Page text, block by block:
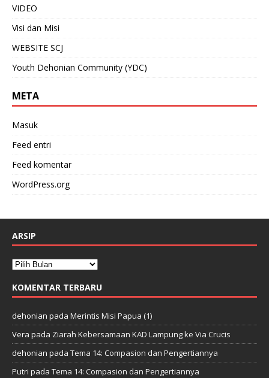
VIDEO
Visi dan Misi
WEBSITE SCJ
Youth Dehonian Community (YDC)
META
Masuk
Feed entri
Feed komentar
WordPress.org
ARSIP
KOMENTAR TERBARU
dehonian pada Merintis Misi Papua (1)
Vera pada Ziarah Kebersamaan KAD Lampung ke Via Crucis
dehonian pada Tema 14: Compasion dan Pengertiannya
Putri pada Tema 14: Compasion dan Pengertiannya